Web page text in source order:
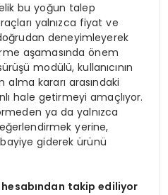
bu yoğun talep
yalnızca fiyat ve
deneyimleyerek
aşamasında önem
modülü, kullanıcının
alma kararı arasındaki
hale getirmeyi amaçlıyor.
ya da yalnızca
yerine,
giderek ürünü
hesabından takip ediliyor